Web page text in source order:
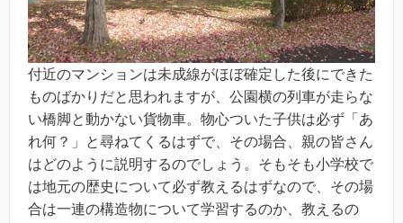
付近のマンションは未成線がほぼ確定した後にできた
ものばかりだと思われますが、公園横の列車が走らな
い橋脚と動かない貨物車。物心ついた子供は必ず「あ
れ何？」と尋ねてくるはずで、その場合、親の皆さん
はどのように説明するのでしょう。そもそも小学校で
は地元の歴史について必ず教えるはずなので、その場
合は一連の構造物について学習するのか、教えるの